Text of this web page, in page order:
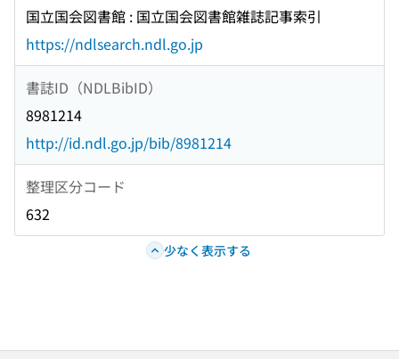
国立国会図書館 : 国立国会図書館雑誌記事索引
https://ndlsearch.ndl.go.jp
書誌ID（NDLBibID）
8981214
http://id.ndl.go.jp/bib/8981214
整理区分コード
632
少なく表示する